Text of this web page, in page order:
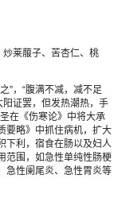
莱菔子、苦杏仁、桃
，“腹满不减，减不足
阳证罢，但发热潮热，手
在《伤寒论》中将大承
要略》中抓住病机，扩大
下利，宿食在肠以及妇人
范围，如急性单纯性肠梗
急性阑尾炎、急性胃炎等